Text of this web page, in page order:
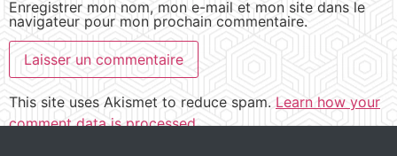
Enregistrer mon nom, mon e-mail et mon site dans le
navigateur pour mon prochain commentaire.
This site uses Akismet to reduce spam. Learn how your
comment data is processed.